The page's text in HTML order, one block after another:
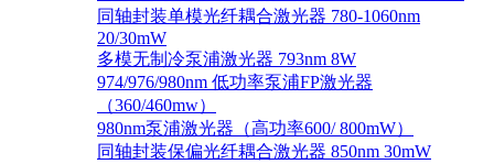
同轴封装单模光纤耦合激光器 780-1060nm
20/30mW
多模无制冷泵浦激光器 793nm 8W
974/976/980nm 低功率泵浦FP激光器
（360/460mw）
980nm泵浦激光器（高功率600/ 800mW）
同轴封装保偏光纤耦合激光器 850nm 30mW